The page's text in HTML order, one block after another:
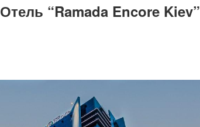
Отель “Ramada Encore Kiev”